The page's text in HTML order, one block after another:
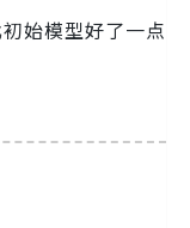
始模型好了一点